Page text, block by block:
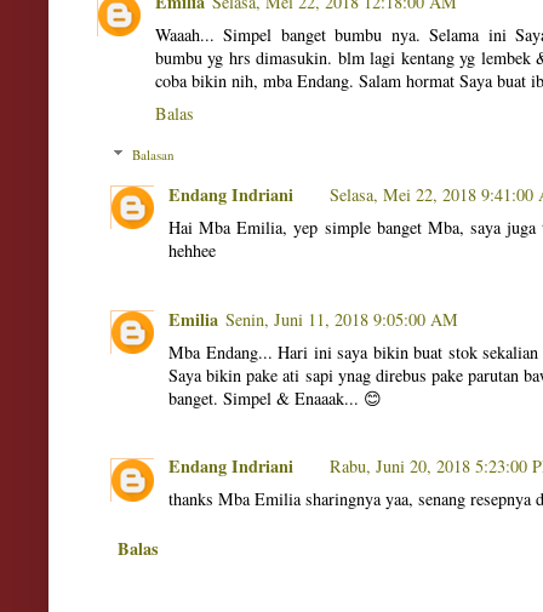
Waaah... Simpel banget bumbu nya. Selama ini
bumbu yg hrs dimasukin. blm lagi kentang yg lembek
coba bikin nih, mba Endang. Salam hormat Saya buat
Balas
Balasan
Endang Indriani
Selasa, Mei 22, 2018 9:41:00
Hai Mba Emilia, yep simple banget Mba, saya juga
hehhee
Emilia Senin, Juni 11, 2018 9:05:00 AM
Mba Endang... Hari ini saya bikin buat stok
Saya bikin pake ati sapi ynag direbus pake parutan
banget. Simpel & Enaaak... 😊
Endang Indriani
Rabu, Juni 20, 2018 5:23:00
thanks Mba Emilia sharingnya yaa, senang resepnya
Balas